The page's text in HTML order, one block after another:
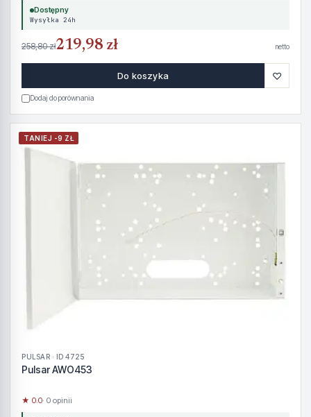
Dostępny
Wysyłka 24h
258,80 zł219,98 zł netto
Do koszyka ♡
Dodaj do porównania
TANIEJ -9 ZŁ
PULSAR · ID 4725
Pulsar AWO453
★ 0.0· 0 opinii